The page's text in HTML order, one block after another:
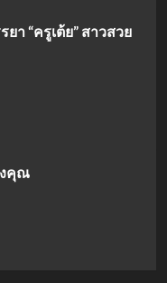
า “ครูเต้ย” สาวสวย
งคุณ